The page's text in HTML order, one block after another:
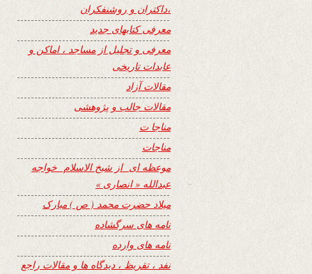
،داکتران و روشنفکران
معرفی کتابهای جدید
معرفی و تجلیل از مساجد ، اماکن و
عابدات تاریخی
مقالات آزاد
مقالات جالب و پژوهشی
مناجا ت
مناجات
موعظه ای از شیخ الاسلام خواجه
عبدالله « انصاری »
میلاد حضرت محمد ( ص ) مبارک
نامه های سرگشاده
نامه های وارده
نفد ، تقریظ ، دیدگاه ها و مقالات راجع